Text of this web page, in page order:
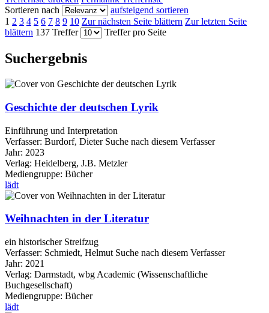
Sortieren nach
aufsteigend sortieren
1 2 3 4 5 6 7 8 9 10 Zur nächsten Seite blättern Zur letzten Seite
blättern 137 Treffer Treffer pro Seite
Suchergebnis
Geschichte der deutschen Lyrik
Einführung und Interpretation
Verfasser: Burdorf, Dieter Suche nach diesem Verfasser
Jahr: 2023
Verlag: Heidelberg, J.B. Metzler
Mediengruppe: Bücher
lädt
Weihnachten in der Literatur
ein historischer Streifzug
Verfasser: Schmiedt, Helmut Suche nach diesem Verfasser
Jahr: 2021
Verlag: Darmstadt, wbg Academic (Wissenschaftliche
Buchgesellschaft)
Mediengruppe: Bücher
lädt